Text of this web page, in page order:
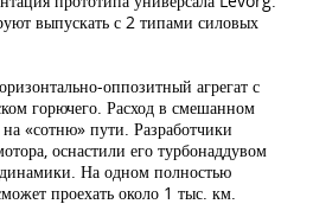
выпускать с 2 типами силовых
оппозитный агрегат с
горючего. Расход в смешанном
«сотню» пути. Разработчики
оснастили его турбонаддувом
На одном полностью
проехать около 1 тыс. км.